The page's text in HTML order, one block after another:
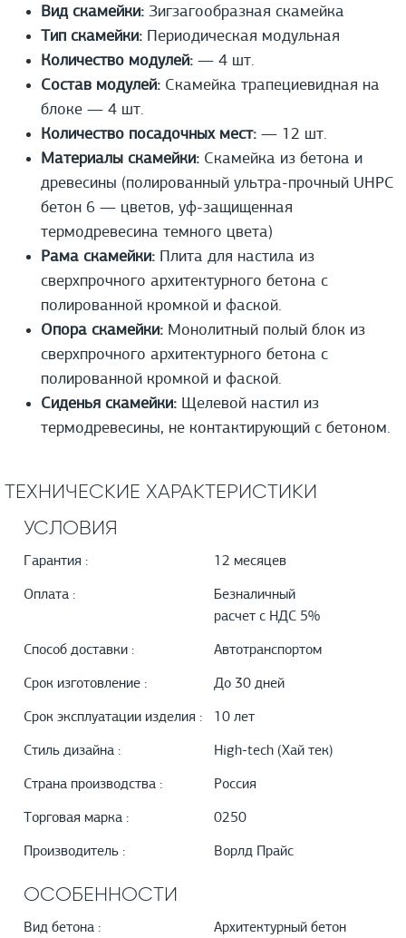
Вид скамейки: Зигзагообразная скамейка
Тип скамейки: Периодическая модульная
Количество модулей: — 4 шт.
Состав модулей: Скамейка трапециевидная на
блоке — 4 шт.
Количество посадочных мест: — 12 шт.
Материалы скамейки: Скамейка из бетона и
древесины (полированный ультра-прочный UHPС
бетон 6 — цветов, уф-защищенная
термодревесина темного цвета)
Рама скамейки: Плита для настила из
сверхпрочного архитектурного бетона с
полированной кромкой и фаской.
Опора скамейки: Монолитный полый блок из
сверхпрочного архитектурного бетона с
полированной кромкой и фаской.
Сиденья скамейки: Щелевой настил из
термодревесины, не контактирующий с бетоном.
ТЕХНИЧЕСКИЕ ХАРАКТЕРИСТИКИ
УСЛОВИЯ
Гарантия : 12 месяцев
Оплата :
Безналичный
расчет с НДС 5%
Способ доставки : Автотранспортом
Срок изготовление : До 30 дней
Срок эксплуатации изделия : 10 лет
Стиль дизайна : High-tech (Хай тек)
Страна производства : Россия
Торговая марка : 0250
Производитель : Ворлд Прайс
ОСОБЕННОСТИ
Вид бетона : Архитектурный бетон